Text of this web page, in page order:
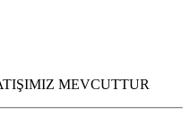
MEVCUTTUR